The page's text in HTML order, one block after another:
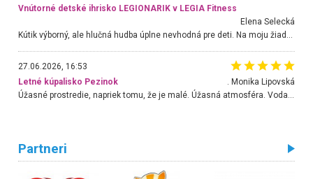
Vnútorné detské ihrisko LEGIONARIK v LEGIA Fitness
Elena Selecká
27.06.2026, 16:53
Letné kúpalisko Pezinok
. Monika Lipovská
Úžasné prostredie, napriek tomu, že je malé. Úžasná atmosféra. Voda fantastická a nádherná. Ľudí je pomerne veľa, ale su mili a ohľaduplní. Je veľmi zaujímavé sledovať, ako dokážu spolu športovať cudzí ľudia a bez ohľadu na vek. Vládne tu pohoda. Vnuka neviem dostať z vody. Ďakujem za krásny deň . Urcite sa sem vrátim. Jediný problém je s parkovaním, ale aj ten sa mi podarilo vyriešiť. Monika Bratislava
Partneri